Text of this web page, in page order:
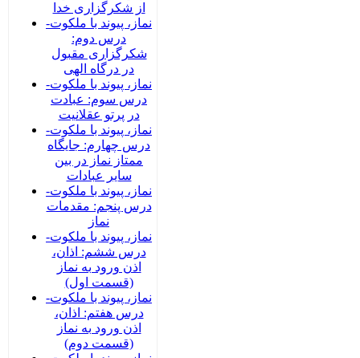
از شکرگزاری خدا
نماز، پیوند با ملکوت-
درس دوم:
شکرگزاری مقبول
در درگاه الهی
نماز، پیوند با ملکوت-
درس سوم: عبادت
در پرتو عقلانیت
نماز، پیوند با ملکوت-
درس چهارم: جایگاه
ممتاز نماز در بین
سایر عبادات
نماز، پیوند با ملکوت-
درس پنجم: مقدمات
نماز
نماز، پیوند با ملکوت-
درس ششم: اذان،
اذن ورود به نماز
(قسمت اول)
نماز، پیوند با ملکوت-
درس هفتم: اذان،
اذن ورود به نماز
(قسمت دوم)